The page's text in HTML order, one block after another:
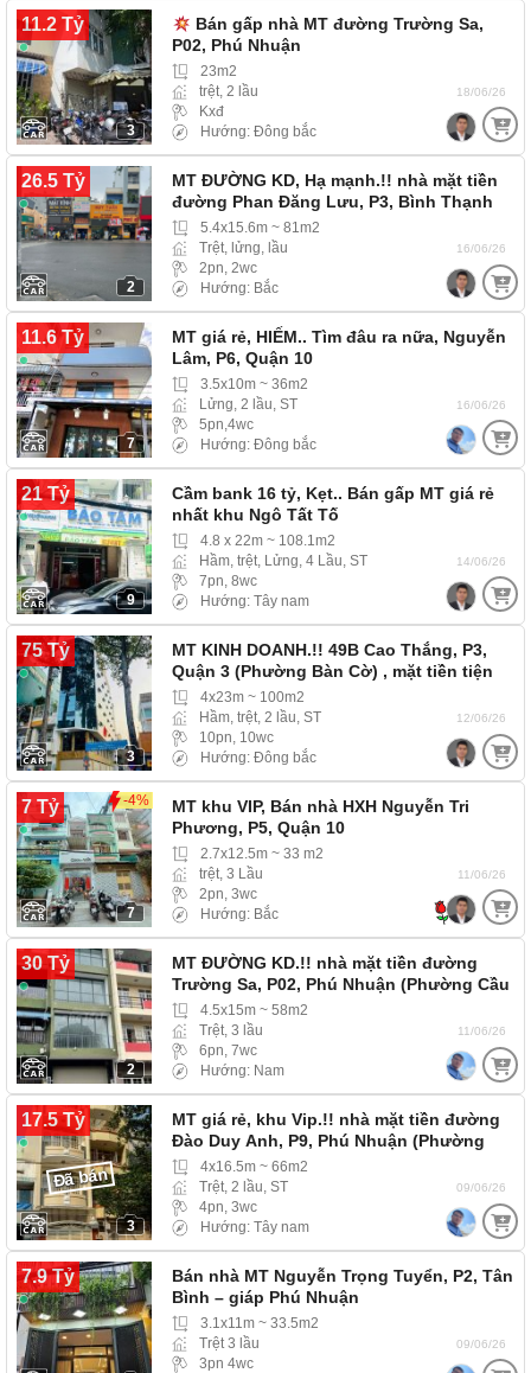
11.2 Tỷ
3
Bán gấp nhà MT đường Trường Sa,
P02, Phú Nhuận
23m2
trệt, 2 lầu
Kxđ
Hướng: Đông bắc
18/06/26
26.5 Tỷ
2
MT ĐƯỜNG KD, Hạ mạnh.!! nhà mặt tiền
đường Phan Đăng Lưu, P3, Bình Thạnh
(Phường Gia…
5.4x15.6m ~ 81m2
Trệt, lửng, lầu
2pn, 2wc
Hướng: Bắc
16/06/26
11.6 Tỷ
7
MT giá rẻ, HIẾM.. Tìm đâu ra nữa, Nguyễn
Lâm, P6, Quận 10
3.5x10m ~ 36m2
Lửng, 2 lầu, ST
5pn,4wc
Hướng: Đông bắc
16/06/26
21 Tỷ
9
Cầm bank 16 tỷ, Kẹt.. Bán gấp MT giá rẻ
nhất khu Ngô Tất Tố
4.8 x 22m ~ 108.1m2
Hầm, trệt, Lửng, 4 Lầu, ST
7pn, 8wc
Hướng: Tây nam
14/06/26
75 Tỷ
3
MT KINH DOANH.!! 49B Cao Thắng, P3,
Quận 3 (Phường Bàn Cờ) , mặt tiền tiện
kinh…4x23m ~ 100m2
Hầm, trệt, 2 lầu, ST
10pn, 10wc
Hướng: Đông bắc
12/06/26
7 Tỷ -4%
7
MT khu VIP, Bán nhà HXH Nguyễn Tri
Phương, P5, Quận 10
2.7x12.5m ~ 33 m2
trệt, 3 Lầu
2pn, 3wc
Hướng: Bắc
11/06/26
30 Tỷ
2
MT ĐƯỜNG KD.!! nhà mặt tiền đường
Trường Sa, P02, Phú Nhuận (Phường Cầu
Kiệu) MT đường…
4.5x15m ~ 58m2
Trệt, 3 lầu
6pn, 7wc
Hướng: Nam
11/06/26
17.5 Tỷ
3
Đã bán
MT giá rẻ, khu Vip.!! nhà mặt tiền đường
Đào Duy Anh, P9, Phú Nhuận (Phường
Đức…4x16.5m ~ 66m2
Trệt, 2 lầu, ST
4pn, 3wc
Hướng: Tây nam
09/06/26
7.9 Tỷ
Bán nhà MT Nguyễn Trọng Tuyển, P2, Tân
Bình – giáp Phú Nhuận
3.1x11m ~ 33.5m2
Trệt 3 lầu
3pn 4wc
09/06/26